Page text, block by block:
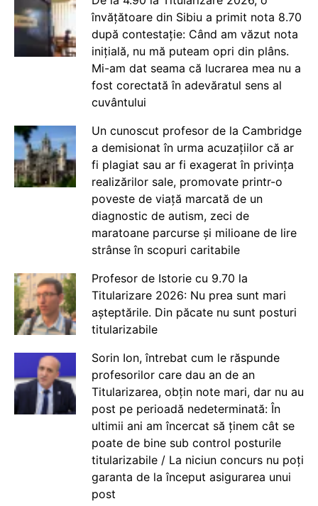
învățătoare din Sibiu a primit nota 8.70
după contestație: Când am văzut nota
inițială, nu mă puteam opri din plâns.
Mi-am dat seama că lucrarea mea nu a
fost corectată în adevăratul sens al
cuvântului
Un cunoscut profesor de la Cambridge
a demisionat în urma acuzațiilor că ar
fi plagiat sau ar fi exagerat în privința
realizărilor sale, promovate printr-o
poveste de viață marcată de un
diagnostic de autism, zeci de
maratoane parcurse și milioane de lire
strânse în scopuri caritabile
Profesor de Istorie cu 9.70 la
Titularizare 2026: Nu prea sunt mari
așteptările. Din păcate nu sunt posturi
titularizabile
Sorin Ion, întrebat cum le răspunde
profesorilor care dau an de an
Titularizarea, obțin note mari, dar nu au
post pe perioadă nedeterminată: În
ultimii ani am încercat să ținem cât se
poate de bine sub control posturile
titularizabile / La niciun concurs nu poți
garanta de la început asigurarea unui
post